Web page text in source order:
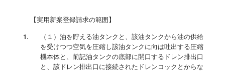
【実用新案登録請求の範囲】
（１）油を貯える油タンクと、該油タンクから油の供給
を受けつつ空気を圧縮し該油タンクに向は吐出する圧縮
機本体と、前記油タンクの底部に開口するドレン排出口
と、該ドレン排出口に接続されたドレンコックとからな